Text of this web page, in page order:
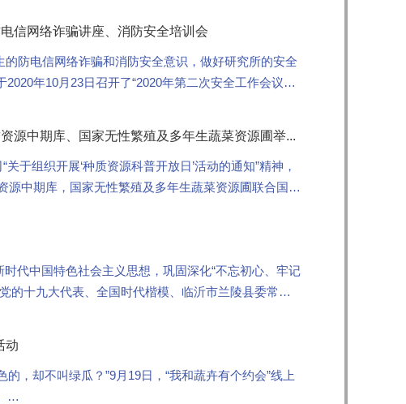
信网络诈骗讲座、消防安全培训会
防电信网络诈骗和消防安全意识，做好研究所的安全
年10月23日召开了“2020年第二次安全工作会议暨
源中期库、国家无性繁殖及多年生蔬菜资源圃举...
于组织开展‘种质资源科普开放日’活动的通知”精神，
源中期库，国家无性繁殖及多年生蔬菜资源圃联合国家
代中国特色社会主义思想，巩固深化“不忘初心、牢记
的十九大代表、全国时代楷模、临沂市兰陵县委常委
动
，却不叫绿瓜？”9月19日，“我和蔬卉有个约会”线上